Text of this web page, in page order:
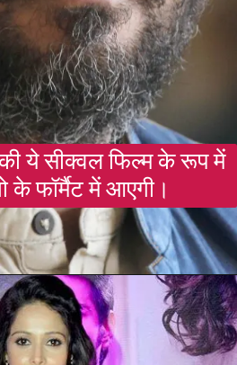
ये सीक्वल फिल्म के रूप में
के फॉर्मैट में आएगी।